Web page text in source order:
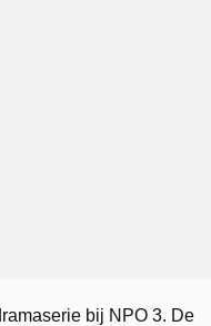
bij NPO 3. De